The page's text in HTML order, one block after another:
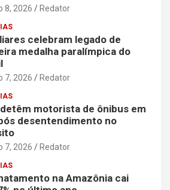
8, 2026 Redator
celebram legado de
medalha paralímpica do
7, 2026 Redator
motorista de ônibus em
desentendimento no
7, 2026 Redator
na Amazônia cai